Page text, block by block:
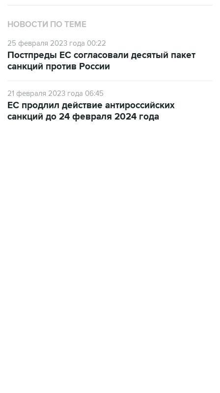
НОВОСТИ ПО ТЕМЕ
25 февраля 2023 года 00:22
Постпреды ЕС согласовали десятый пакет
санкций против России
21 февраля 2023 года 06:45
ЕС продлил действие антироссийских
санкций до 24 февраля 2024 года